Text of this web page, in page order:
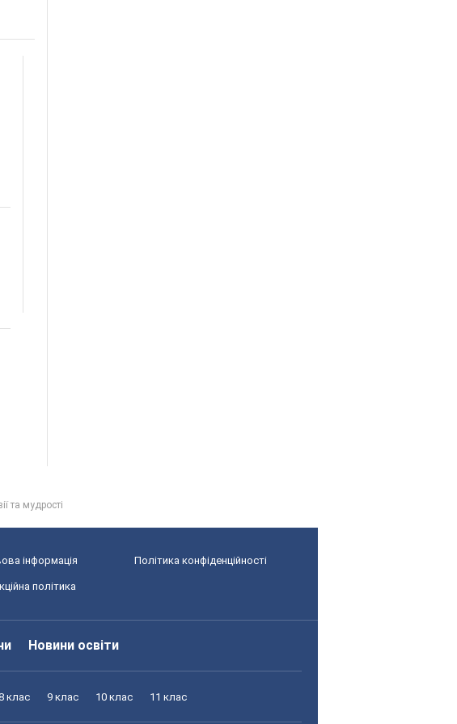
та мудрості
інформація Політика конфіденційності
політика
Новини освіти
клас 9 клас 10 клас 11 клас